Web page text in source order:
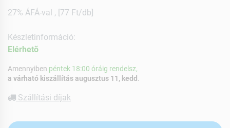
27% ÁFÁ-val , [77 Ft/db]
Készletinformáció:
Elérhetõ
Amennyiben péntek 18:00 óráig rendelsz,
a várható kiszállítás augusztus 11, kedd
Szállítási díjak